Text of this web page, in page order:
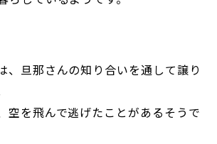
、旦那さんの知り合いを通して譲り
空を飛んで逃げたことがあるそうで